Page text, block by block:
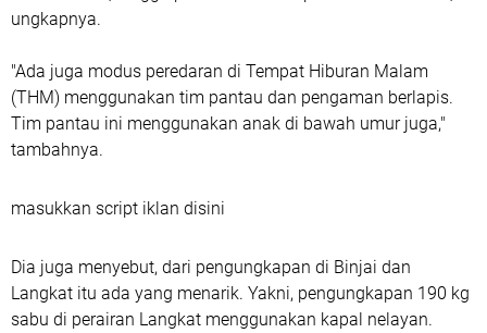
ungkapnya.
"Ada juga modus peredaran di Tempat Hiburan Malam
(THM) menggunakan tim pantau dan pengaman berlapis.
Tim pantau ini menggunakan anak di bawah umur juga,"
tambahnya.
masukkan script iklan disini
Dia juga menyebut, dari pengungkapan di Binjai dan
Langkat itu ada yang menarik. Yakni, pengungkapan 190 kg
sabu di perairan Langkat menggunakan kapal nelayan.